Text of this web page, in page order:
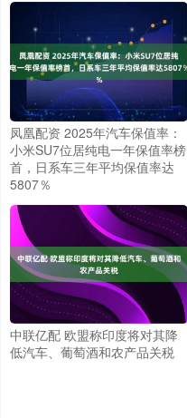
凤凰配资 2025年汽车保值率：
小米SU7位居纯电一年保值率榜
首，日系车三年平均保值率达
5807％
中联亿配 欧盟称印度将对其降
低汽车、葡萄酒和农产品关税